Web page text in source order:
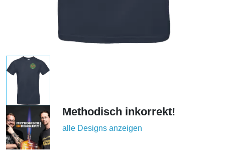
Methodisch inkorrekt!
alle Designs anzeigen